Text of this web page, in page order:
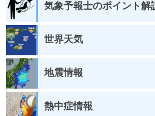
気象予報士のポイント解
世界天気
地震情報
熱中症情報